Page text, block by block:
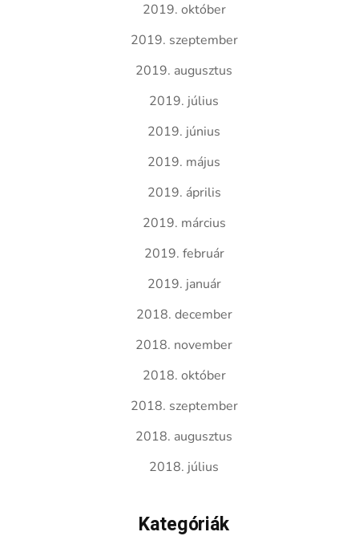
2019. október
2019. szeptember
2019. augusztus
2019. július
2019. június
2019. május
2019. április
2019. március
2019. február
2019. január
2018. december
2018. november
2018. október
2018. szeptember
2018. augusztus
2018. július
Kategóriák